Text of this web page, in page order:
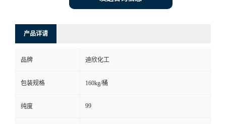
式
在
线
产品详请
品牌 迪欣化工
包装规格 160kg/桶
纯度 99